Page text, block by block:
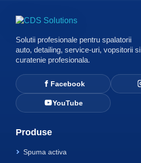
Solutii profesionale pentru spalatorii
auto, detailing, service-uri, vopsitorii si
curatenie profesionala.
Facebook
YouTube
Produse
Spuma activa